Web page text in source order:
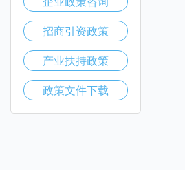
招商引资政策
产业扶持政策
政策文件下载